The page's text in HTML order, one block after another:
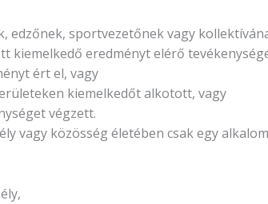
sportvezetőnek vagy
kiemelkedő eredményt elérő
ért el, vagy
kiemelkedőt alkotott, vagy
végzett.
vagy közösség életében csak egy